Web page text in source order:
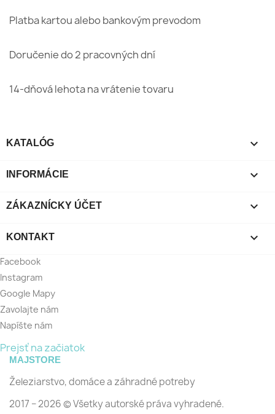
Platba kartou alebo bankovým prevodom
Doručenie do 2 pracovných dní
14-dňová lehota na vrátenie tovaru
KATALÓG 
INFORMÁCIE 
ZÁKAZNÍCKY ÚČET 
KONTAKT 
Facebook
Instagram
Google Mapy
Zavolajte nám
Napíšte nám
Prejsť na začiatok
MAJSTORE
Železiarstvo, domáce a záhradné potreby
2017 − 2026 © Všetky autorské práva vyhradené.